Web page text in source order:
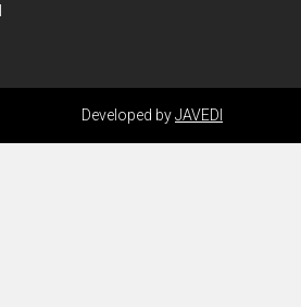
Developed byJAVEDI